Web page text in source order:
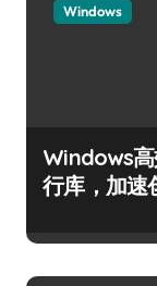
Windows
Windows
行库，加速